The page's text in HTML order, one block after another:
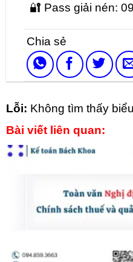
🔐 Pass giải nén:
Lỗi: Không tìm thấy
Bài viết liên quan: